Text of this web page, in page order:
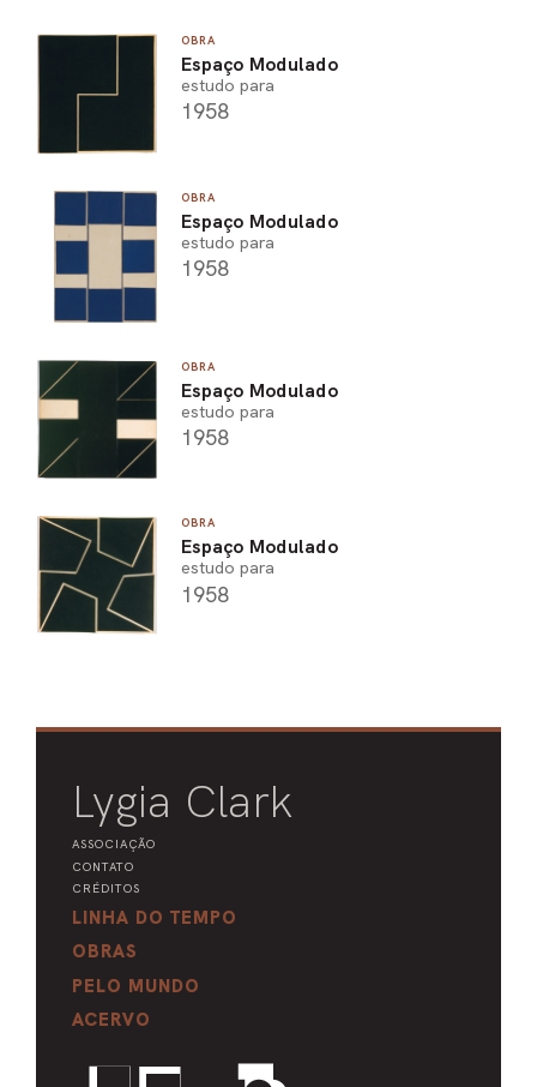
OBRA
Espaço Modulado
estudo para
1958
OBRA
Espaço Modulado
estudo para
1958
OBRA
Espaço Modulado
estudo para
1958
OBRA
Espaço Modulado
estudo para
1958
Lygia Clark
ASSOCIAÇÃO
CONTATO
CRÉDITOS
LINHA DO TEMPO
OBRAS
PELO MUNDO
ACERVO